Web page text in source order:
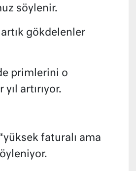
söylenir.
gökdelenler
primlerini o
artırıyor.
faturalı ama